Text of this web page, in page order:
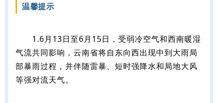
温馨提示
1.6月13日至6月15日，受弱冷空气和西南暖湿
气流共同影响，云南省将自东向西出现中到大雨局
部暴雨过程，并伴随雷暴、短时强降水和局地大风
等强对流天气。